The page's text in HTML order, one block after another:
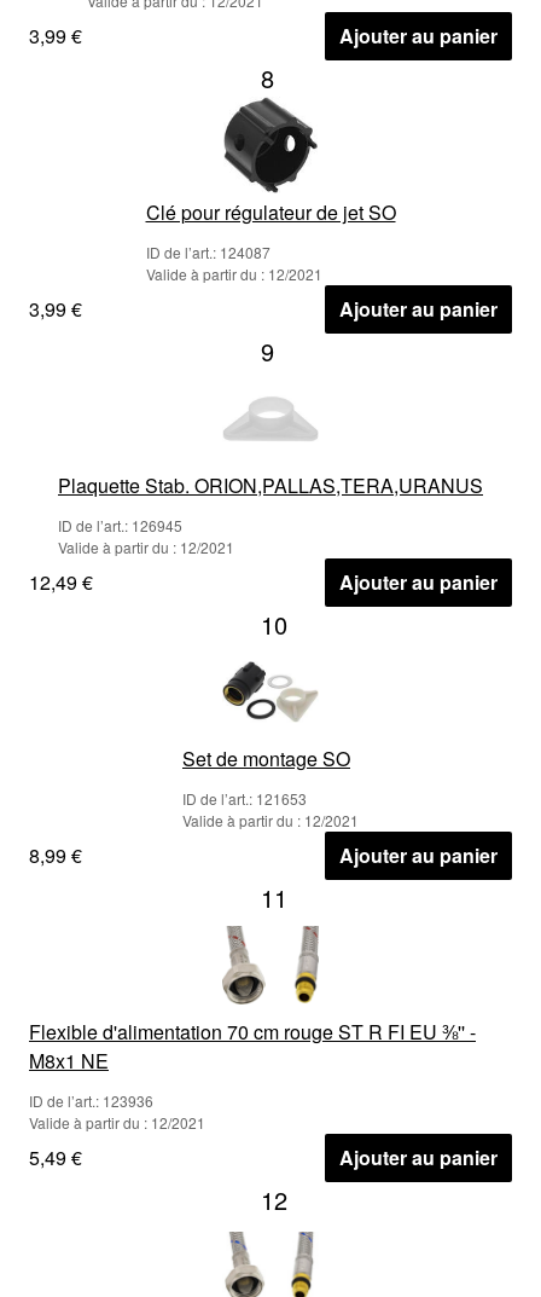
3,99 € Ajouter au panier
8
Clé pour régulateur de jet SO
ID de l’art.: 124087
Valide à partir du : 12/2021
3,99 € Ajouter au panier
9
Plaquette Stab. ORION,PALLAS,TERA,URANUS
ID de l’art.: 126945
Valide à partir du : 12/2021
12,49 € Ajouter au panier
10
Set de montage SO
ID de l’art.: 121653
Valide à partir du : 12/2021
8,99 € Ajouter au panier
11
Flexible d'alimentation 70 cm rouge ST R FI EU ⅜'' -
M8x1 NE
ID de l’art.: 123936
Valide à partir du : 12/2021
5,49 € Ajouter au panier
12